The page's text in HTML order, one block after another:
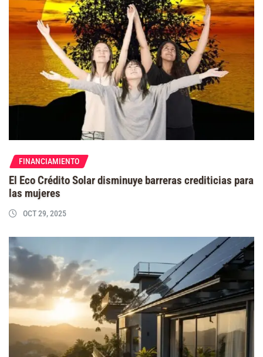
FINANCIAMIENTO
El Eco Crédito Solar disminuye barreras crediticias para
las mujeres
OCT 29, 2025